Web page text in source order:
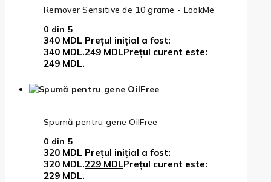
Remover Sensitive de 10 grame - LookMe
0 din 5
340MDL Prețul inițial a fost:
340 MDL.249 MDLPrețul curent este:
249 MDL.
Spumă pentru gene OilFree
0 din 5
320MDL Prețul inițial a fost:
320 MDL.229 MDLPrețul curent este:
229 MDL.